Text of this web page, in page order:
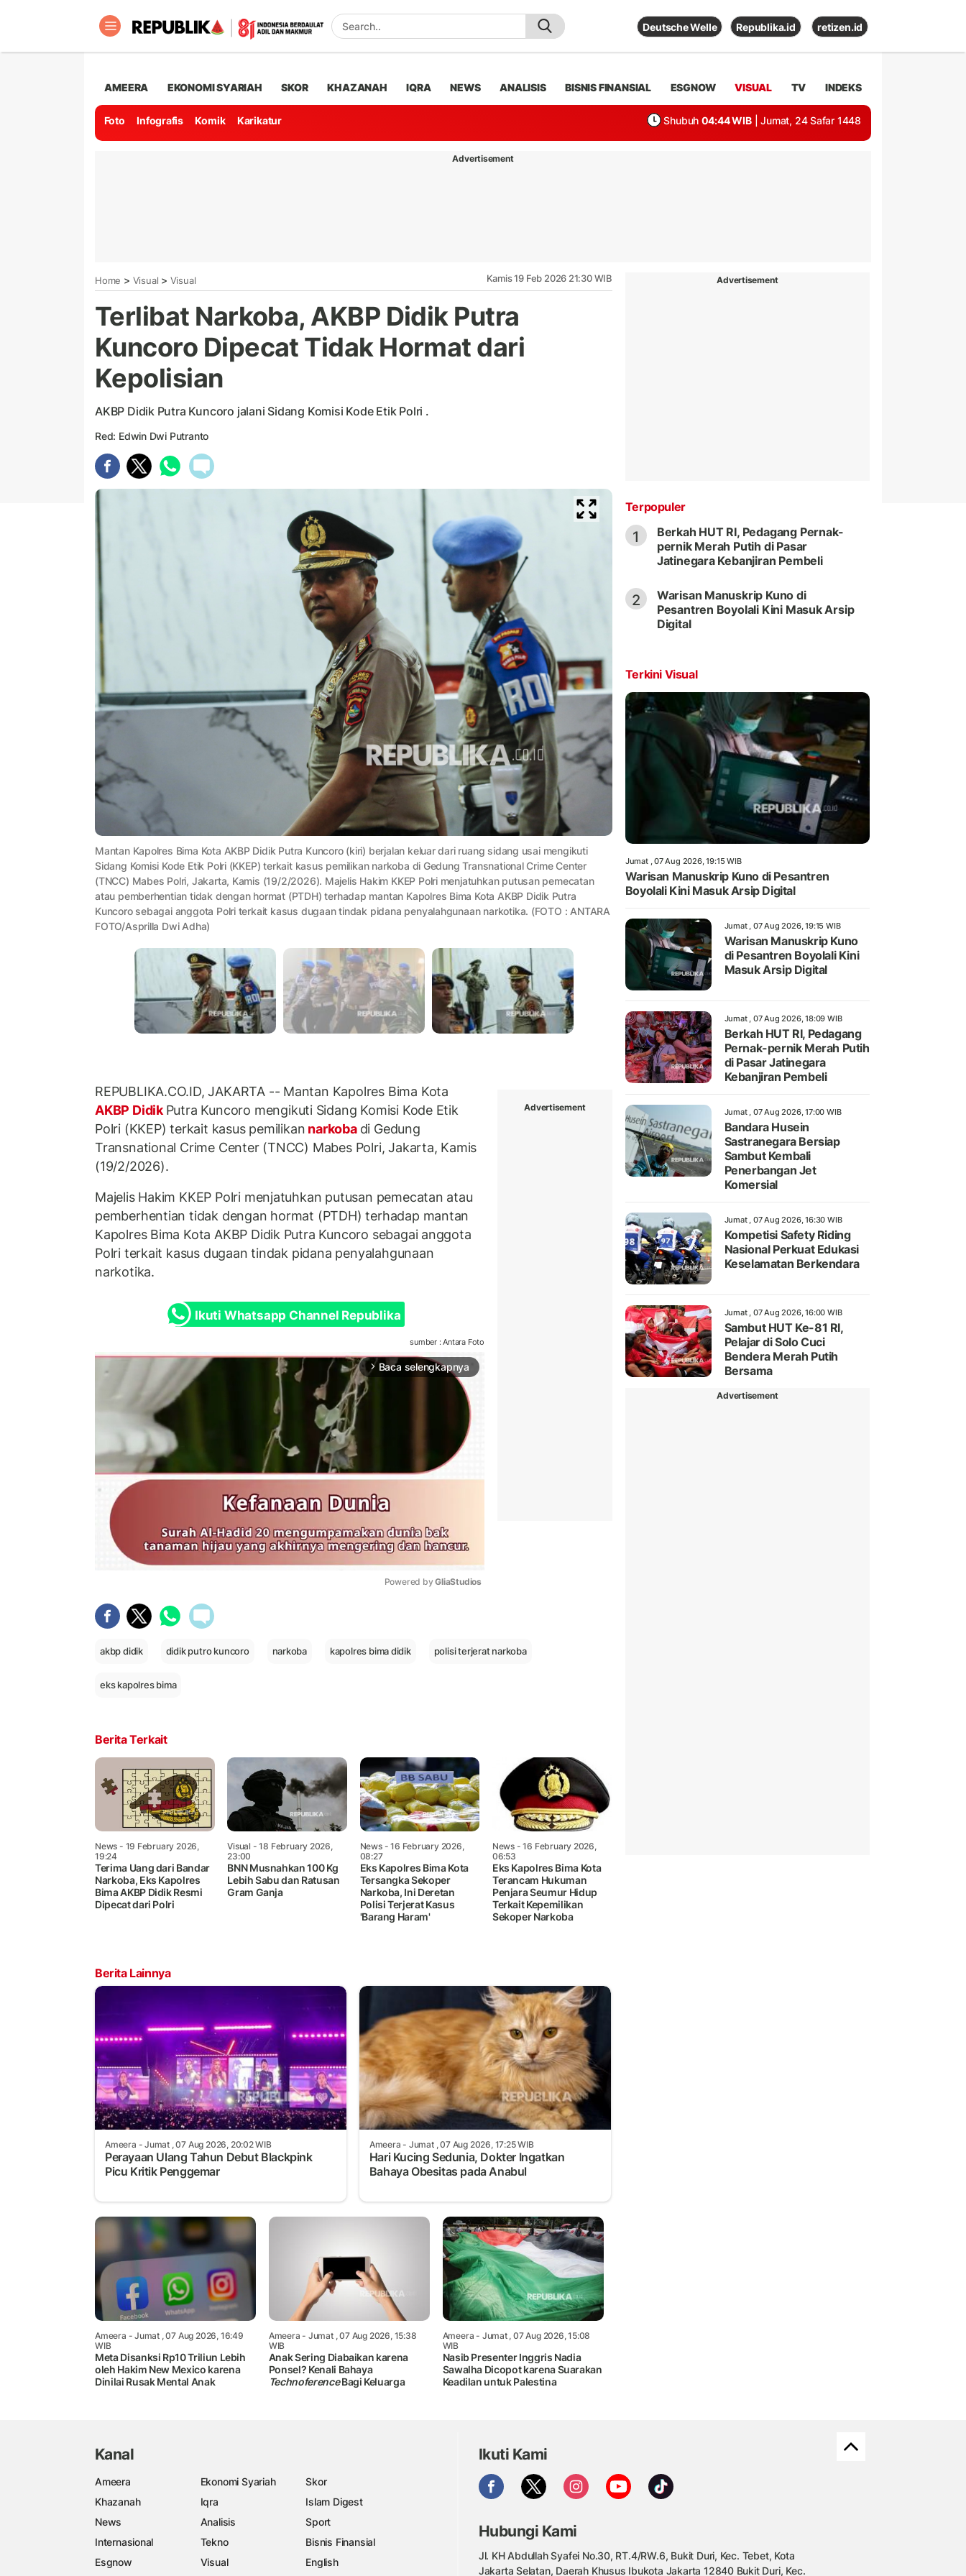
Deutsche Welle Republika.id retizen.id
AMEERA EKONOMI SYARIAH SKOR KHAZANAH IQRA NEWS ANALISIS BISNIS FINANSIAL ESGNOW VISUAL TV INDEKS
Foto Infografis Komik Karikatur Shubuh 04:44 WIB | Jumat, 24 Safar 1448
Advertisement
Home > Visual > Visual Kamis 19 Feb 2026 21:30 WIB
Terlibat Narkoba, AKBP Didik Putra
Kuncoro Dipecat Tidak Hormat dari
Kepolisian
AKBP Didik Putra Kuncoro jalani Sidang Komisi Kode Etik Polri .
Red: Edwin Dwi Putranto
Mantan Kapolres Bima Kota AKBP Didik Putra Kuncoro (kiri) berjalan keluar dari ruang sidang usai mengikuti
Sidang Komisi Kode Etik Polri (KKEP) terkait kasus pemilikan narkoba di Gedung Transnational Crime Center
(TNCC) Mabes Polri, Jakarta, Kamis (19/2/2026). Majelis Hakim KKEP Polri menjatuhkan putusan pemecatan
atau pemberhentian tidak dengan hormat (PTDH) terhadap mantan Kapolres Bima Kota AKBP Didik Putra
Kuncoro sebagai anggota Polri terkait kasus dugaan tindak pidana penyalahgunaan narkotika. (FOTO : ANTARA
FOTO/Asprilla Dwi Adha)
REPUBLIKA.CO.ID, JAKARTA -- Mantan Kapolres Bima Kota
AKBP Didik Putra Kuncoro mengikuti Sidang Komisi Kode Etik
Polri (KKEP) terkait kasus pemilikan narkoba di Gedung
Transnational Crime Center (TNCC) Mabes Polri, Jakarta, Kamis
(19/2/2026).
Majelis Hakim KKEP Polri menjatuhkan putusan pemecatan atau
pemberhentian tidak dengan hormat (PTDH) terhadap mantan
Kapolres Bima Kota AKBP Didik Putra Kuncoro sebagai anggota
Polri terkait kasus dugaan tindak pidana penyalahgunaan
narkotika.
Ikuti Whatsapp Channel Republika
sumber : Antara Foto
arrow_forward_ios Baca selengkapnya
Powered by GliaStudios
Advertisement
akbp didik didik putro kuncoro narkoba kapolres bima didik polisi terjerat narkoba
eks kapolres bima
Berita Terkait
News - 19 February 2026,
19:24
Terima Uang dari Bandar
Narkoba, Eks Kapolres
Bima AKBP Didik Resmi
Dipecat dari Polri
Visual - 18 February 2026,
23:00
BNN Musnahkan 100 Kg
Lebih Sabu dan Ratusan
Gram Ganja
News- 16 February 2026,
08:27
Eks Kapolres Bima Kota
Tersangka Sekoper
Narkoba, Ini Deretan
Polisi Terjerat Kasus
'Barang Haram'
News - 16 February 2026,
06:53
Eks Kapolres Bima Kota
Terancam Hukuman
Penjara Seumur Hidup
Terkait Kepemilikan
Sekoper Narkoba
Berita Lainnya
Ameera - Jumat , 07 Aug 2026, 20:02 WIB
Perayaan Ulang Tahun Debut Blackpink
Picu Kritik Penggemar
Ameera - Jumat , 07 Aug 2026, 17:25 WIB
Hari Kucing Sedunia, Dokter Ingatkan
Bahaya Obesitas pada Anabul
Ameera - Jumat , 07 Aug 2026, 16:49
WIB
Meta Disanksi Rp10 Triliun Lebih
oleh Hakim New Mexico karena
Dinilai Rusak Mental Anak
Ameera - Jumat , 07 Aug 2026, 15:38
WIB
Anak Sering Diabaikan karena
Ponsel? Kenali Bahaya
TechnoferenceBagi Keluarga
Ameera - Jumat , 07 Aug 2026, 15:08
WIB
Nasib Presenter Inggris Nadia
Sawalha Dicopot karena Suarakan
Keadilan untuk Palestina
Advertisement
Terpopuler
1
Berkah HUT RI, Pedagang Pernak-
pernik Merah Putih di Pasar
Jatinegara Kebanjiran Pembeli
2
Warisan Manuskrip Kuno di
Pesantren Boyolali Kini Masuk Arsip
Digital
Terkini Visual
Jumat , 07 Aug 2026, 19:15 WIB
Warisan Manuskrip Kuno di Pesantren
Boyolali Kini Masuk Arsip Digital
Jumat , 07 Aug 2026, 19:15 WIB
Warisan Manuskrip Kuno
di Pesantren Boyolali Kini
Masuk Arsip Digital
Jumat , 07 Aug 2026, 18:09 WIB
Berkah HUT RI, Pedagang
Pernak-pernik Merah Putih
di Pasar Jatinegara
Kebanjiran Pembeli
Jumat , 07 Aug 2026, 17:00 WIB
Bandara Husein
Sastranegara Bersiap
Sambut Kembali
Penerbangan Jet
Komersial
Jumat , 07 Aug 2026, 16:30 WIB
Kompetisi Safety Riding
Nasional Perkuat Edukasi
Keselamatan Berkendara
Jumat , 07 Aug 2026, 16:00 WIB
Sambut HUT Ke-81 RI,
Pelajar di Solo Cuci
Bendera Merah Putih
Bersama
Advertisement
Kanal
Ameera Ekonomi Syariah
Skor
Khazanah
Iqra
Islam Digest
News
Analisis
Sport
Internasional
Tekno
Bisnis Finansial
Esgnow
Visual English
Ikuti Kami
Hubungi Kami
Jl. KH Abdullah Syafei No.30, RT.4/RW.6, Bukit Duri, Kec. Tebet, Kota
Jakarta Selatan, Daerah Khusus Ibukota Jakarta 12840 Bukit Duri, Kec.